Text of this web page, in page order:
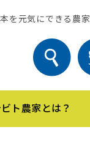
本を元気にできる農
ト農家とは？